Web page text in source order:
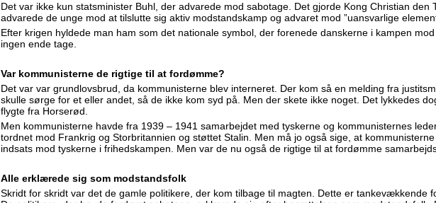
Det var ikke kun statsminister Buhl, der advarede mod sabotage. Det gjorde Kong Christian den
advarede de unge mod at tilslutte sig aktiv modstandskamp og advaret mod ”uansvarlige
Efter krigen hyldede man ham som det nationale symbol, der forenede danskerne i kampen
ingen ende tage.
Var kommunisterne de rigtige til at fordømme?
Det var var grundlovsbrud, da kommunisterne blev interneret. Der kom så en melding fra
skulle sørge for et eller andet, så de ikke kom syd på. Men der skete ikke noget. Det lykkedes
flygte fra Horserød.
Men kommunisterne havde fra 1939 – 1941 samarbejdet med tyskerne og kommunisternes
tordnet mod Frankrig og Storbritannien og støttet Stalin. Men må jo også sige, at
indsats mod tyskerne i frihedskampen. Men var de nu også de rigtige til at fordømme
Alle erklærede sig som modstandsfolk
Skridt for skridt var det de gamle politikere, der kom tilbage til magten. Dette er tankevækkende